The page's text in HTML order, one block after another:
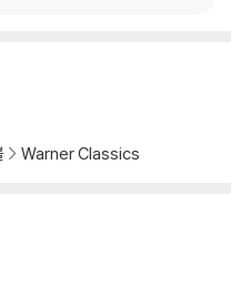
Warner Classics